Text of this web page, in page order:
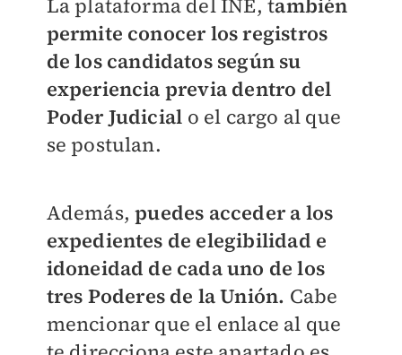
permite conocer los registros
de los candidatos según su
experiencia previa dentro del
Poder Judicial o el cargo al que
se postulan.
Además,puedes acceder a los
expedientes de elegibilidad e
idoneidad de cada uno de los
tres Poderes de la Unión. Cabe
mencionar que el enlace al que